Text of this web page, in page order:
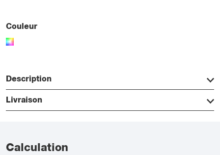
Couleur
Description
Livraison
Calculation